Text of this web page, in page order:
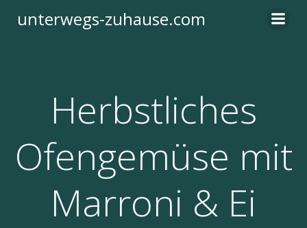
Inhalt
unterwegs-zuhause.com
Herbstliches
Ofengemüse mit
Marroni & Ei